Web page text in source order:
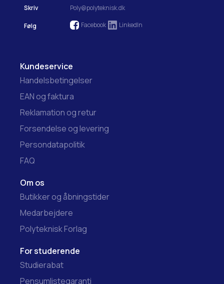
Skriv
Poly@polyteknisk.dk
Følg Facebook LinkedIn
Kundeservice
Handelsbetingelser
EAN og faktura
Reklamation og retur
Forsendelse og levering
Persondatapolitik
FAQ
Om os
Butikker og åbningstider
Medarbejdere
Polyteknisk Forlag
For studerende
Studierabat
Pensumlistegaranti